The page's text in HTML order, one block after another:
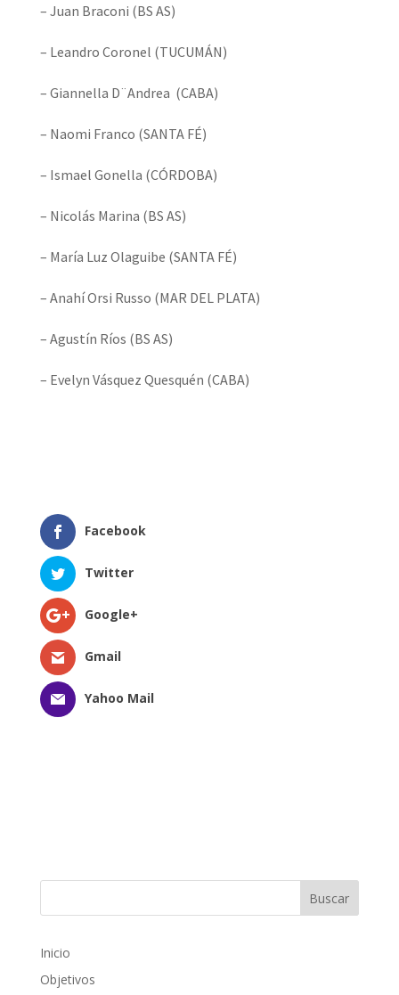
– Juan Braconi (BS AS)
– Leandro Coronel (TUCUMÁN)
– Giannella D¨Andrea (CABA)
– Naomi Franco (SANTA FÉ)
– Ismael Gonella (CÓRDOBA)
– Nicolás Marina (BS AS)
– María Luz Olaguibe (SANTA FÉ)
– Anahí Orsi Russo (MAR DEL PLATA)
– Agustín Ríos (BS AS)
– Evelyn Vásquez Quesquén (CABA)
Facebook
Twitter
Google+
Gmail
Yahoo Mail
Inicio
Objetivos